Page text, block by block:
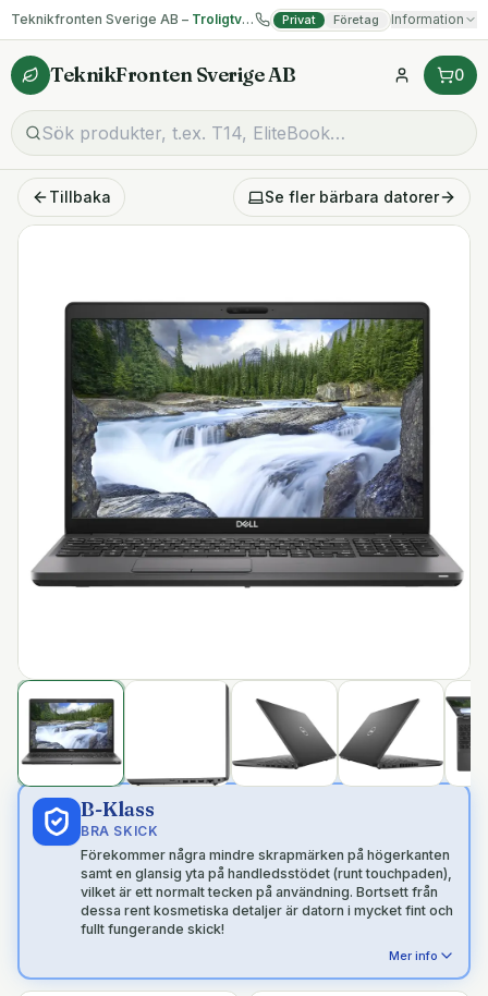
Teknikfronten Sverige AB – Troligtvis billigast på begagnad IT! Privat Företag Information
TeknikFronten Sverige AB 0
Tillbaka Se fler bärbara datorer
B-Klass
BRA SKICK
Förekommer några mindre skrapmärken på högerkanten
samt en glansig yta på handledsstödet (runt touchpaden),
vilket är ett normalt tecken på användning. Bortsett från
dessa rent kosmetiska detaljer är datorn i mycket fint och
fullt fungerande skick!
Mer info